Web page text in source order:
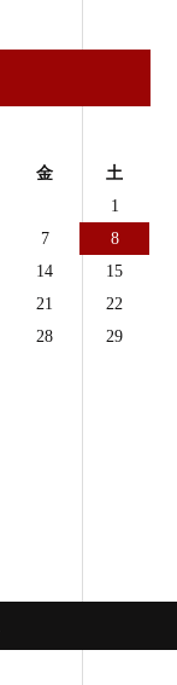
金 土
1
7
8
14
15
21
22
28
29